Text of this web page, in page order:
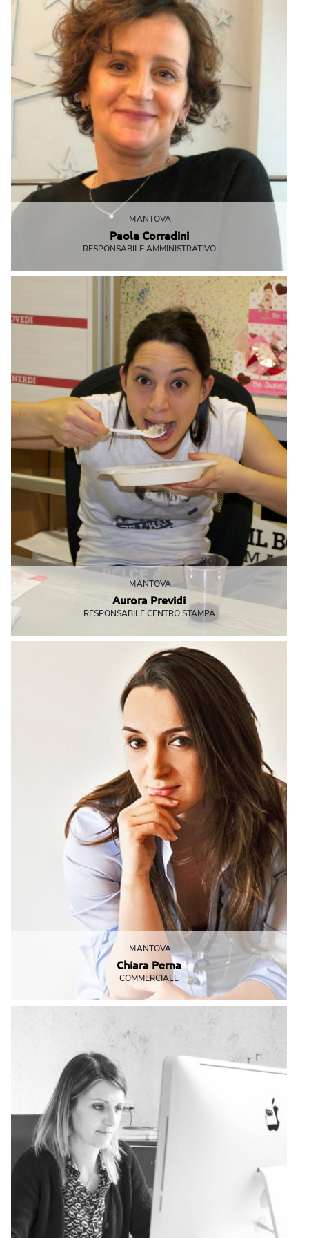
MANTOVA
Paola Corradini
RESPONSABILE AMMINISTRATIVO
I suoi giorni sono scanditi dai numeri e i conti con lei tornano
sempre
pcorradini@mbemantova.it
MANTOVA
Aurora Previdi
RESPONSABILE CENTRO STAMPA
Tutti la vogliono e tutti la cercano ... per essere sicuri di trovarla
cercatela in CUCINA
aprevidi@mbemantova.it
MANTOVA
Chiara Perna
COMMERCIALE
Attenzione quando parlate con lei...alla fine potreste accorgervi
di aver comprato cento powerbank personalizzati senza
accorgevene!
cperna@mbemantova.it